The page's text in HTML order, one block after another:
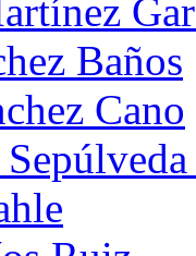
Baños
Cano